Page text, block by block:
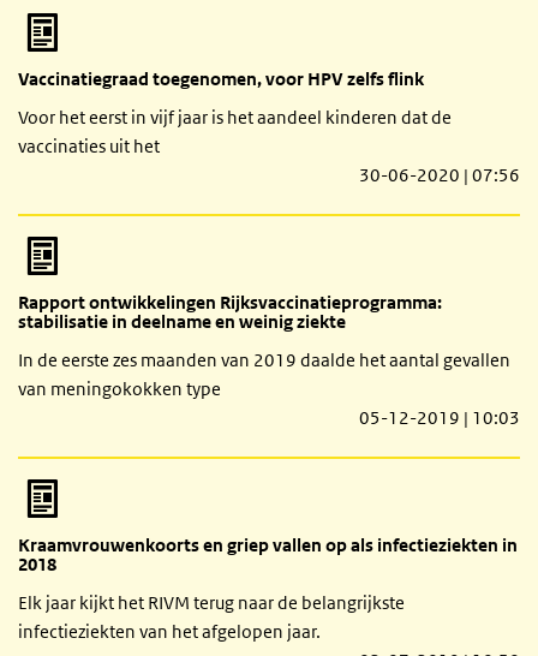
Vaccinatiegraad toegenomen, voor HPV zelfs flink
Voor het eerst in vijf jaar is het aandeel kinderen dat de
vaccinaties uit het
30-06-2020 | 07:56
Rapport ontwikkelingen Rijksvaccinatieprogramma:
stabilisatie in deelname en weinig ziekte
In de eerste zes maanden van 2019 daalde het aantal gevallen
van meningokokken type
05-12-2019 | 10:03
Kraamvrouwenkoorts en griep vallen op als infectieziekten in
2018
Elk jaar kijkt het RIVM terug naar de belangrijkste
infectieziekten van het afgelopen jaar.